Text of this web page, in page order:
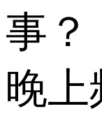
事？
晚上